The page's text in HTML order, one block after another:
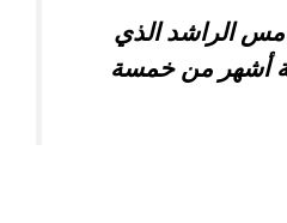
الراشد الذي
أشهر من خمسة